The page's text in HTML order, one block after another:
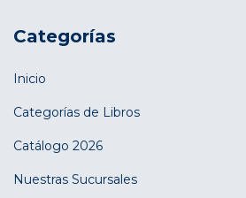
Categorías
Inicio
Categorías de Libros
Catálogo 2026
Nuestras Sucursales